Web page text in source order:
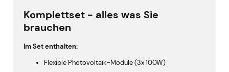
Komplettset - alles was Sie
brauchen
Im Set enthalten:
Flexible Photovoltaik-Module (3x 100W)